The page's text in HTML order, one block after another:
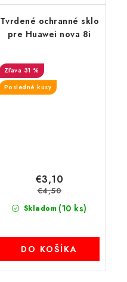
Tvrdené ochranné sklo
pre Huawei nova 8i
31 %
Posledné kusy
Skladom (10 ks)
€3,10
€4,50
DO KOŠÍKA